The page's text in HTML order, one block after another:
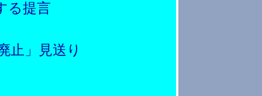
する提言
止」見送り